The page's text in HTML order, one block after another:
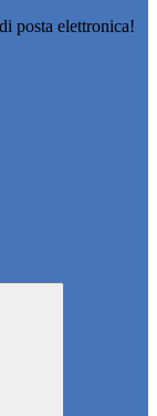
posta elettronica!